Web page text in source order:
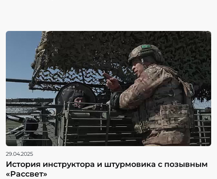
29.04.2025
История инструктора и штурмовика с позывным
«Рассвет»